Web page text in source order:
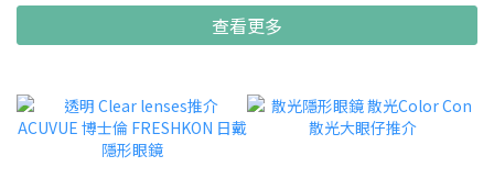
查看更多